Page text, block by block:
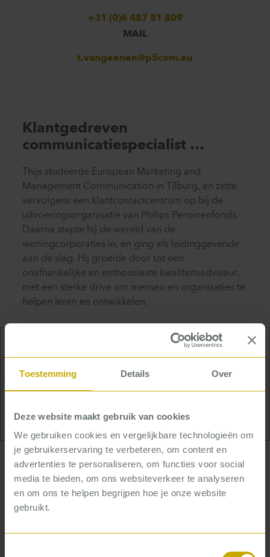
Toestemming Details Over
Deze website maakt gebruik van cookies
We gebruiken cookies en vergelijkbare technologieën om
je gebruikerservaring te verbeteren, om content en
advertenties te personaliseren, om functies voor social
media te bieden, om ons websiteverkeer te analyseren
en om ons te helpen begrijpen hoe je onze website
gebruikt.
+31 (0)6 487 81 809
MAIL
t.vangeenen@p5com.eu
Klantgedreven
communicatiespecialist …
Thijs studeerde European Marketing and
Management Communication in Tilburg, en zette
vervolgens een klantcontactcentrum op bij de
uitvoeringsorganisatie van Philips Pensioenfonds.
Daarna stapte hij de wereld van de
woningcorporaties in, en ging als leidinggevende
aan de slag. Hij groeide door tot een
onafhankelijke en enthousiaste kwaliteitsadviseur,
met een sterke drive om mensen en organisaties te
helpen leren en ontwikkelen.
padelt, loopt hard en gaat naar de sportschool. En
hij wandelt vooral vaak en ver met de hond in het
… die woningcorporaties helpt
écht te verbeteren
Thijs heeft inmiddels meer dan 30 corporaties
verbetering van kwaliteit – maar het is niet genoeg.